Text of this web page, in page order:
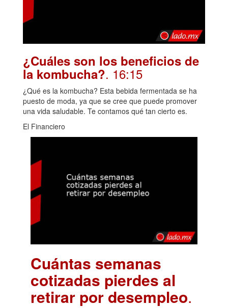
¿Cuáles son los beneficios de
la kombucha?. 16:15
¿Qué es la kombucha? Esta bebida fermentada se ha
puesto de moda, ya que se cree que puede promover
una vida saludable. Te contamos qué tan cierto es.
El Financiero
Cuántas semanas
cotizadas pierdes al
retirar por desempleo.